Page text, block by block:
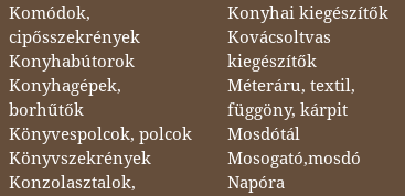
Komódok,
cipősszekrények
Konyhabútorok
Konyhagépek,
borhűtők
Könyvespolcok, polcok
Könyvszekrények
Konzolasztalok,
Konyhai kiegészítők
Kovácsoltvas
kiegészítők
Méteráru, textil,
függöny, kárpit
Mosdótál
Mosogató,mosdó
Napóra